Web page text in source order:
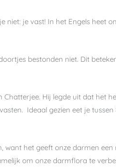
je vast! In het Engels heet
bestonden niet. Dit
Hij legde uit dat het
Ideaal gezien eet je tussen
het geeft onze darmen
om onze darmflora te